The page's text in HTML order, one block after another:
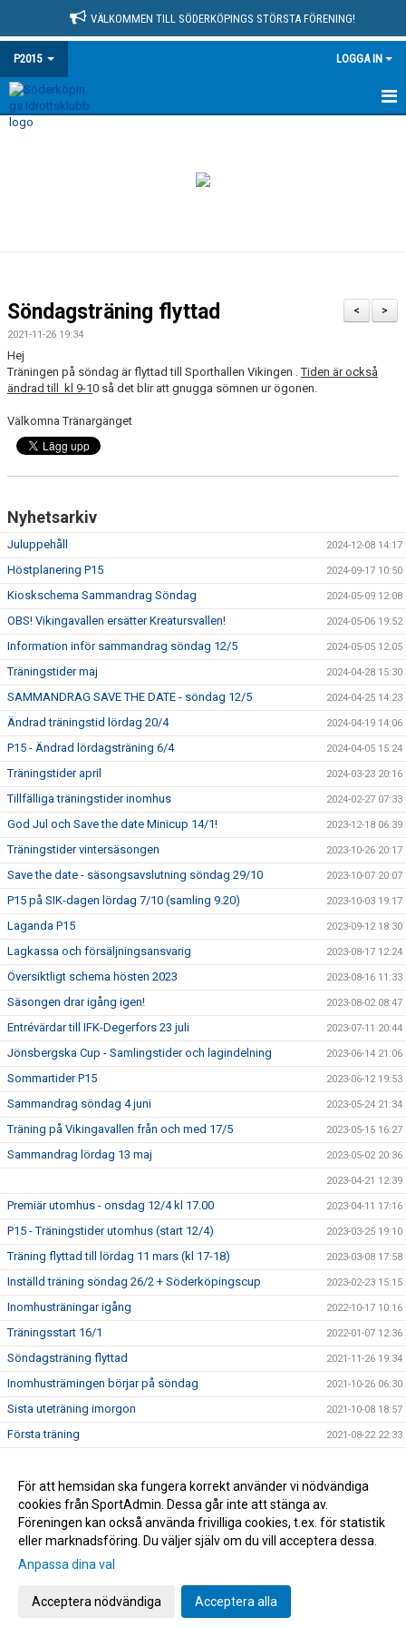
VÄLKOMMEN TILL SÖDERKÖPINGS STÖRSTA FÖRENING!
P2015 LOGGA IN
HEM
BILDGALLERI
DOKUMENT
>
<
Söndagsträning flyttad
2021-11-26 19:34
Hej
Träningen på söndag är flyttad till Sporthallen Vikingen .Tiden är också
ändrad till kl 9-10 så det blir att gnugga sömnen ur ögonen.
Välkomna Tränargänget
Nyhetsarkiv
Juluppehåll 2024-12-08 14:17
Höstplanering P15 2024-09-17 10:50
Kioskschema Sammandrag Söndag 2024-05-09 12:08
OBS! Vikingavallen ersätter Kreatursvallen! 2024-05-06 19:52
Information inför sammandrag söndag 12/5 2024-05-05 12:05
Träningstider maj 2024-04-28 15:30
SAMMANDRAG SAVE THE DATE - söndag 12/5 2024-04-25 14:23
Ändrad träningstid lördag 20/4 2024-04-19 14:06
P15 - Ändrad lördagsträning 6/4 2024-04-05 15:24
Träningstider april 2024-03-23 20:16
Tillfälliga träningstider inomhus 2024-02-27 07:33
God Jul och Save the date Minicup 14/1! 2023-12-18 06:39
Träningstider vintersäsongen 2023-10-26 20:17
Save the date - säsongsavslutning söndag 29/10 2023-10-07 20:07
P15 på SIK-dagen lördag 7/10 (samling 9.20) 2023-10-03 19:17
Laganda P15 2023-09-12 18:30
Lagkassa och försäljningsansvarig 2023-08-17 12:24
Översiktligt schema hösten 2023 2023-08-16 11:33
Säsongen drar igång igen! 2023-08-02 08:47
Entrévärdar till IFK-Degerfors 23 juli 2023-07-11 20:44
Jönsbergska Cup - Samlingstider och lagindelning 2023-06-14 21:06
Sommartider P15 2023-06-12 19:53
Sammandrag söndag 4 juni 2023-05-24 21:34
Träning på Vikingavallen från och med 17/5 2023-05-15 16:27
Sammandrag lördag 13 maj 2023-05-02 20:36
2023-04-21 12:39
Premiär utomhus - onsdag 12/4 kl 17.00 2023-04-11 17:16
P15 - Träningstider utomhus (start 12/4) 2023-03-25 19:10
Träning flyttad till lördag 11 mars (kl 17-18) 2023-03-08 17:58
Inställd träning söndag 26/2 + Söderköpingscup 2023-02-23 15:15
Inomhusträningar igång 2022-10-17 10:16
Träningsstart 16/1 2022-01-07 12:36
Söndagsträning flyttad 2021-11-26 19:34
Inomhusträmingen börjar på söndag 2021-10-26 06:30
Sista uteträning imorgon 2021-10-08 18:57
Första träning 2021-08-22 22:33
Träning Vikingavallen 2021-05-16 14:59
Träning Lördag 24/4 Kreatursvallen kl 10:00 2021-04-19 13:36
Gå till Webbversion
För att hemsidan ska fungera korrekt använder vi nödvändiga
cookies från SportAdmin. Dessa går inte att stänga av.
Föreningen kan också använda frivilliga cookies, t.ex. för statistik
eller marknadsföring. Du väljer själv om du vill acceptera dessa.
Anpassa dina val
Acceptera nödvändiga Acceptera alla